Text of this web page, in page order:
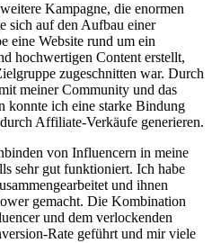
Kampagne, die enormen
sich auf den Aufbau einer
eine Website rund um ein
hochwertigen Content erstellt,
zugeschnitten war. Durch
meiner Community und das
konnte ich eine starke Bindung
Affiliate-Verkäufe generieren.
von Influencern in meine
sehr gut funktioniert. Ich habe
und ihnen
gemacht. Die Kombination
und dem verlockenden
Rate geführt und mir viele